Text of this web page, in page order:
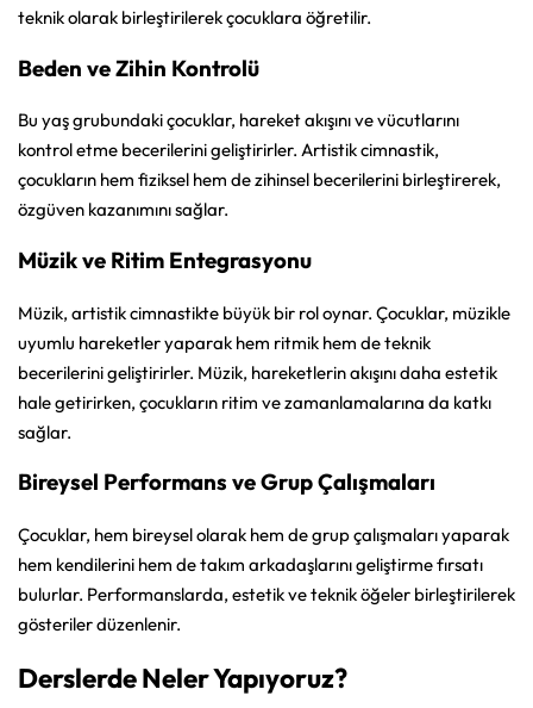
teknik olarak birleştirilerek çocuklara öğretilir.
Beden ve Zihin Kontrolü
Bu yaş grubundaki çocuklar, hareket akışını ve vücutlarını
kontrol etme becerilerini geliştirirler. Artistik cimnastik,
çocukların hem fiziksel hem de zihinsel becerilerini birleştirerek,
özgüven kazanımını sağlar.
Müzik ve Ritim Entegrasyonu
Müzik, artistik cimnastikte büyük bir rol oynar. Çocuklar, müzikle
uyumlu hareketler yaparak hem ritmik hem de teknik
becerilerini geliştirirler. Müzik, hareketlerin akışını daha estetik
hale getirirken, çocukların ritim ve zamanlamalarına da katkı
sağlar.
Bireysel Performans ve Grup Çalışmaları
Çocuklar, hem bireysel olarak hem de grup çalışmaları yaparak
hem kendilerini hem de takım arkadaşlarını geliştirme fırsatı
bulurlar. Performanslarda, estetik ve teknik öğeler birleştirilerek
gösteriler düzenlenir.
Derslerde Neler Yapıyoruz?